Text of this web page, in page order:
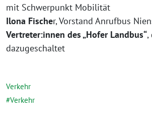
mit Schwerpunkt Mobilität
Ilona Fischer, Vorstand Anrufbus
Vertreter:innen des „Hofer Landbus“,
dazugeschaltet
Verkehr
Verkehr